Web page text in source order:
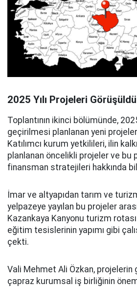
2025 Yılı Projeleri Görüşüldü
Toplantının ikinci bölümünde,
geçirilmesi planlanan yeni projeler
Katılımcı kurum yetkilileri, ilin
planlanan öncelikli projeler ve bu
finansman stratejileri hakkında
İmar ve altyapıdan tarım ve
yelpazeye yayılan bu projeler
Kazankaya Kanyonu turizm
eğitim tesislerinin yapımı gibi
çekti.
Vali Mehmet Ali Özkan,
çapraz kurumsal iş birliğinin